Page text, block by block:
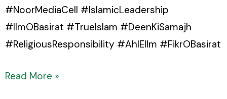
#NoorMediaCell #IslamicLeadership
#IlmOBasirat #TrueIslam #DeenKiSamajh
#ReligiousResponsibility #AhlEIlm #FikrOBasirat
Read More »